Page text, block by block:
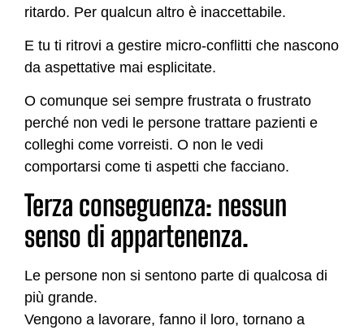
ritardo. Per qualcun altro è inaccettabile.
E tu ti ritrovi a gestire micro-conflitti che nascono
da aspettative mai esplicitate.
O comunque sei sempre frustrata o frustrato
perché non vedi le persone trattare pazienti e
colleghi come vorreisti. O non le vedi
comportarsi come ti aspetti che facciano.
Terza conseguenza: nessun
senso di appartenenza.
Le persone non si sentono parte di qualcosa di
più grande.
Vengono a lavorare, fanno il loro, tornano a